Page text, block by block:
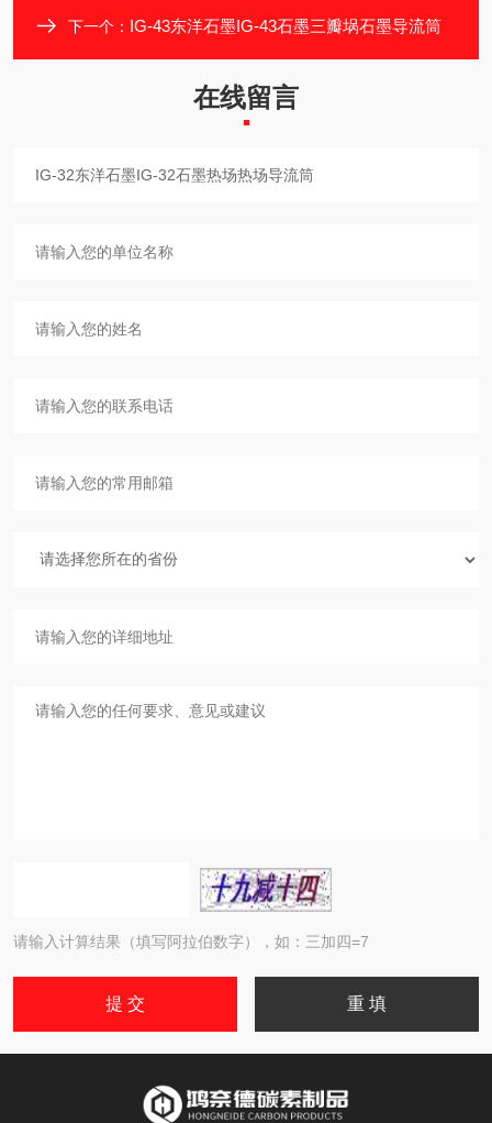
下一个： IG-43东洋石墨IG-43石墨三瓣埚石墨导流筒
在线留言
请输入计算结果（填写阿拉伯数字），如：三加四=7